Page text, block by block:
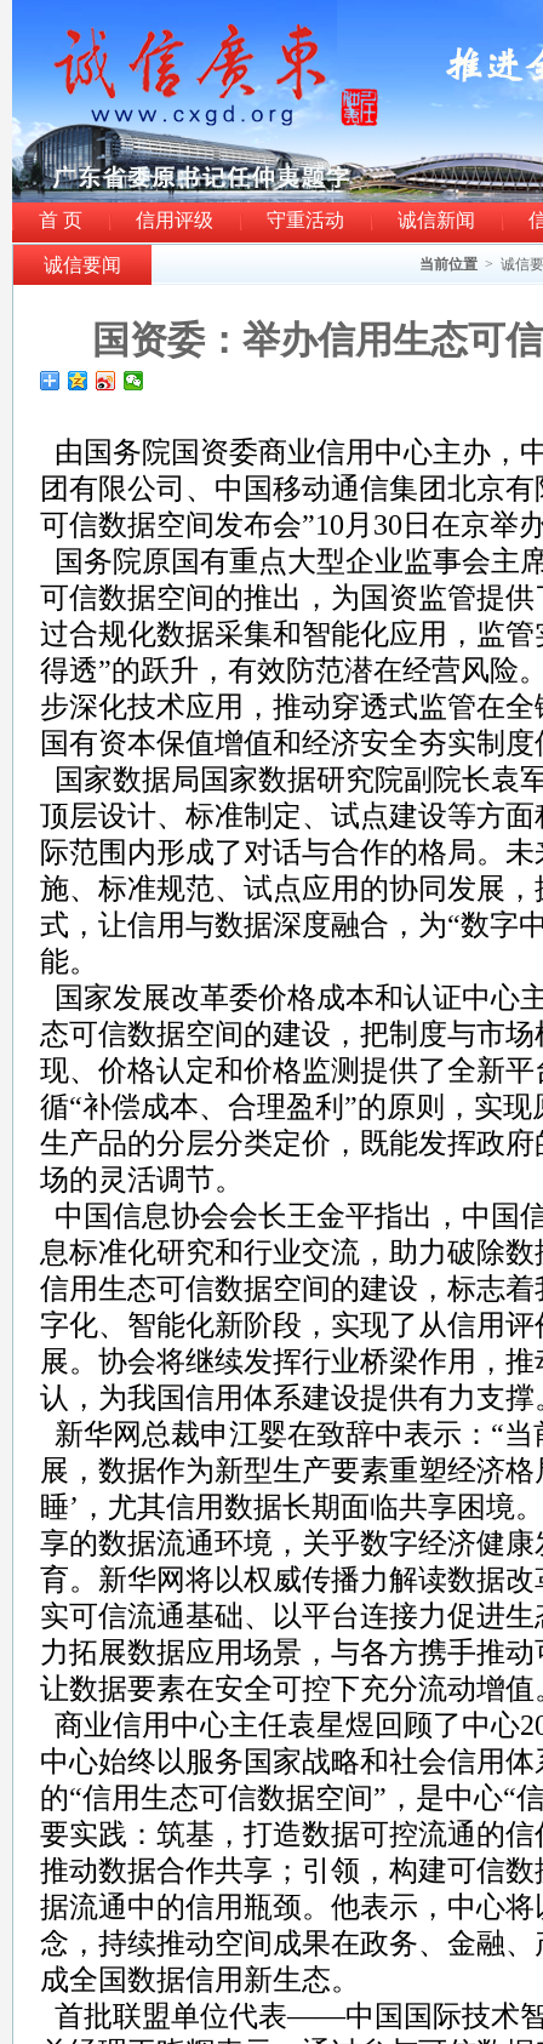
首 页 信用评级 守重活动 诚信新闻
诚信要闻 当前位置 > 诚信
国资委：举办信用生态可
由国务院国资委商业信用中心主办，
团有限公司、中国移动通信集团北京
可信数据空间发布会”10月30日在京举
国务院原国有重点大型企业监事会主
可信数据空间的推出，为国资监管提
过合规化数据采集和智能化应用，监管
得透”的跃升，有效防范潜在经营风险
步深化技术应用，推动穿透式监管在
国有资本保值增值和经济安全夯实制度
国家数据局国家数据研究院副院长袁
顶层设计、标准制定、试点建设等方
际范围内形成了对话与合作的格局。
施、标准规范、试点应用的协同发展
式，让信用与数据深度融合，为“数字
能。
国家发展改革委价格成本和认证中心
态可信数据空间的建设，把制度与市
现、价格认定和价格监测提供了全新
循“补偿成本、合理盈利”的原则，实
生产品的分层分类定价，既能发挥政
场的灵活调节。
中国信息协会会长王金平指出，中国
息标准化研究和行业交流，助力破除
信用生态可信数据空间的建设，标志
字化、智能化新阶段，实现了从信用
展。协会将继续发挥行业桥梁作用，
认，为我国信用体系建设提供有力支撑
新华网总裁申江婴在致辞中表示：“
展，数据作为新型生产要素重塑经济
睡’，尤其信用数据长期面临共享困境
享的数据流通环境，关乎数字经济健
育。新华网将以权威传播力解读数据
实可信流通基础、以平台连接力促进
力拓展数据应用场景，与各方携手推
让数据要素在安全可控下充分流动增值
商业信用中心主任袁星煜回顾了中心
中心始终以服务国家战略和社会信用
的“信用生态可信数据空间”，是中心“
要实践：筑基，打造数据可控流通的
推动数据合作共享；引领，构建可信
据流通中的信用瓶颈。他表示，中心
念，持续推动空间成果在政务、金融
成全国数据信用新生态。
首批联盟单位代表——中国国际技术